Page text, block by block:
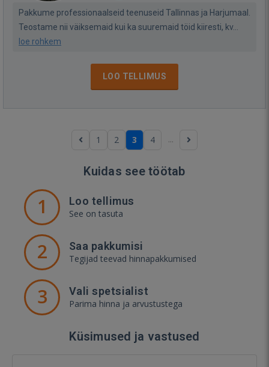
Pakkume professionaalseid teenuseid Tallinnas ja Harjumaal.
Teostame nii väiksemaid kui ka suuremaid töid kiiresti, kv...
loe rohkem
LOO TELLIMUS
1 2 3 4 ...
Kuidas see töötab
1 Loo tellimus
See on tasuta
2 Saa pakkumisi
Tegijad teevad hinnapakkumised
3 Vali spetsialist
Parima hinna ja arvustustega
Küsimused ja vastused